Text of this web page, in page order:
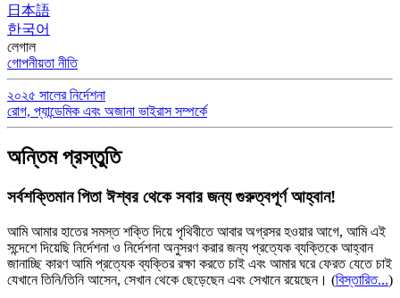
日本語
한국어
লেগাল
গোপনীয়তা নীতি
২০২৫ সালের নির্দেশনা
রোগ, প্যান্ডেমিক এবং অজানা ভাইরাস সম্পর্কে
অন্তিম প্রস্তুতি
সর্বশক্তিমান পিতা ঈশ্বর থেকে সবার জন্য গুরুত্বপূর্ণ আহ্বান!
আমি আমার হাতের সমস্ত শক্তি দিয়ে পৃথিবীতে আবার অগ্রসর হওয়ার আগে, আমি এই
সন্দেশে দিয়েছি নির্দেশনা ও নির্দেশনা অনুসরণ করার জন্য প্রত্যেক ব্যক্তিকে আহ্বান
জানাচ্ছি কারণ আমি প্রত্যেক ব্যক্তির রক্ষা করতে চাই এবং আমার ঘরে ফেরত যেতে চাই
যেখানে তিনি/তিনি আসেন, সেখান থেকে ছেড়েছেন এবং সেখানে রয়েছেন। (বিস্তারিত...)